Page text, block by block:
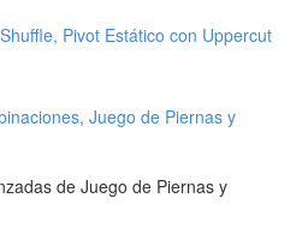
Pivot Estático con Uppercut
Juego de Piernas y
de Juego de Piernas y